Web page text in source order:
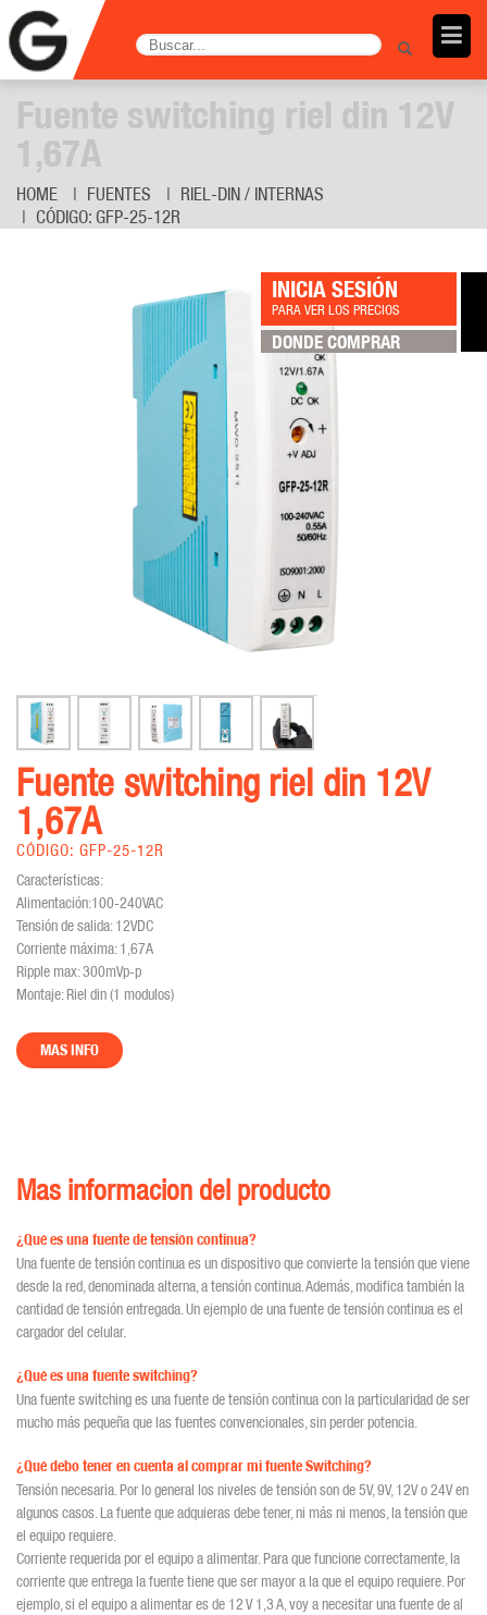
Fuente switching riel din 12V
1,67A
HOME FUENTES
RIEL-DIN / INTERNAS
CÓDIGO: GFP-25-12R
INICIA SESIÓN
PARA VER LOS PRECIOS
DONDE COMPRAR
Fuente switching riel din 12V
1,67A
CÓDIGO: GFP-25-12R
Características:
Alimentación:100-240VAC
Tensión de salida: 12VDC
Corriente máxima: 1,67A
Ripple max: 300mVp-p
Montaje: Riel din (1 modulos)
MAS INFO
Mas informacion del producto
¿Qué es una fuente de tensión continua?
Una fuente de tensión continua es un dispositivo que convierte la tensión que viene
desde la red, denominada alterna, a tensión continua. Además, modifica también la
cantidad de tensión entregada. Un ejemplo de una fuente de tensión continua es el
cargador del celular.
¿Qué es una fuente switching?
Una fuente switching es una fuente de tensión continua con la particularidad de ser
mucho más pequeña que las fuentes convencionales, sin perder potencia.
¿Qué debo tener en cuenta al comprar mi fuente Switching?
Tensión necesaria. Por lo general los niveles de tensión son de 5V, 9V, 12V o 24V en
algunos casos. La fuente que adquieras debe tener, ni más ni menos, la tensión que
el equipo requiere.
Corriente requerida por el equipo a alimentar. Para que funcione correctamente, la
corriente que entrega la fuente tiene que ser mayor a la que el equipo requiere. Por
ejemplo, si el equipo a alimentar es de 12 V 1,3 A, voy a necesitar una fuente de al